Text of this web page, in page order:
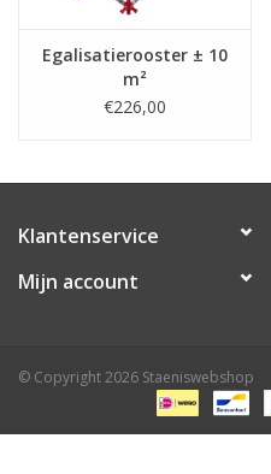
Egalisatierooster ± 10
m²
€226,00
Klantenservice
Mijn account
© Copyright 2026 Staeniswebshop